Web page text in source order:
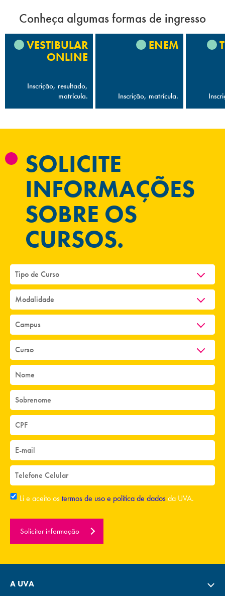
Conheça algumas formas de ingresso
VESTIBULAR
ONLINE
Inscrição, resultado,
matrícula.
ENEM
Inscrição, matrícula.
SOLICITE
INFORMAÇÕES
SOBRE OS
CURSOS.
Li e aceito ostermos de uso e política de dadosda UVA.
Solicitar informação
A UVA